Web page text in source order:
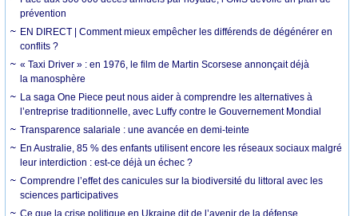
prévention
EN DIRECT | Comment mieux empêcher les différends de dégénérer en
conflits ?
« Taxi Driver » : en 1976, le film de Martin Scorsese annonçait déjà
la manosphère
La saga One Piece peut nous aider à comprendre les alternatives à
l’entreprise traditionnelle, avec Luffy contre le Gouvernement Mondial
Transparence salariale : une avancée en demi-teinte
En Australie, 85 % des enfants utilisent encore les réseaux sociaux malgré
leur interdiction : est-ce déjà un échec ?
Comprendre l’effet des canicules sur la biodiversité du littoral avec les
sciences participatives
Ce que la crise politique en Ukraine dit de l’avenir de la défense